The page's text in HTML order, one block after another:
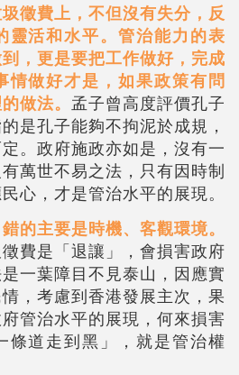
徵費上，不但沒有失分，反
靈活和水平。管治能力的表
，更是要把工作做好，完成
情做好才是，如果政策有問
做法。 孟子曾高度評價孔子
是孔子能夠不拘泥於成規，
。政府施政亦如是，沒有一
萬世不易之法，只有因時制
心，才是管治水平的展現。
的主要是時機、客觀環境。
費是「退讓」，會損害政府
一葉障目不見泰山，因應實
，考慮到香港發展主次，果
管治水平的展現，何來損害
條道走到黑」，就是管治權